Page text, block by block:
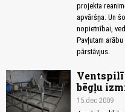
projekta
apvāršņa. Un
nopietnībai,
Pavļutam
pārstāvjus.
Ventspilī
bēgļu
15.dec 2009